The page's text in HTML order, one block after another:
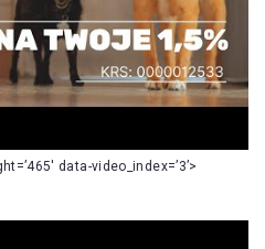
data-video_index=’3’>